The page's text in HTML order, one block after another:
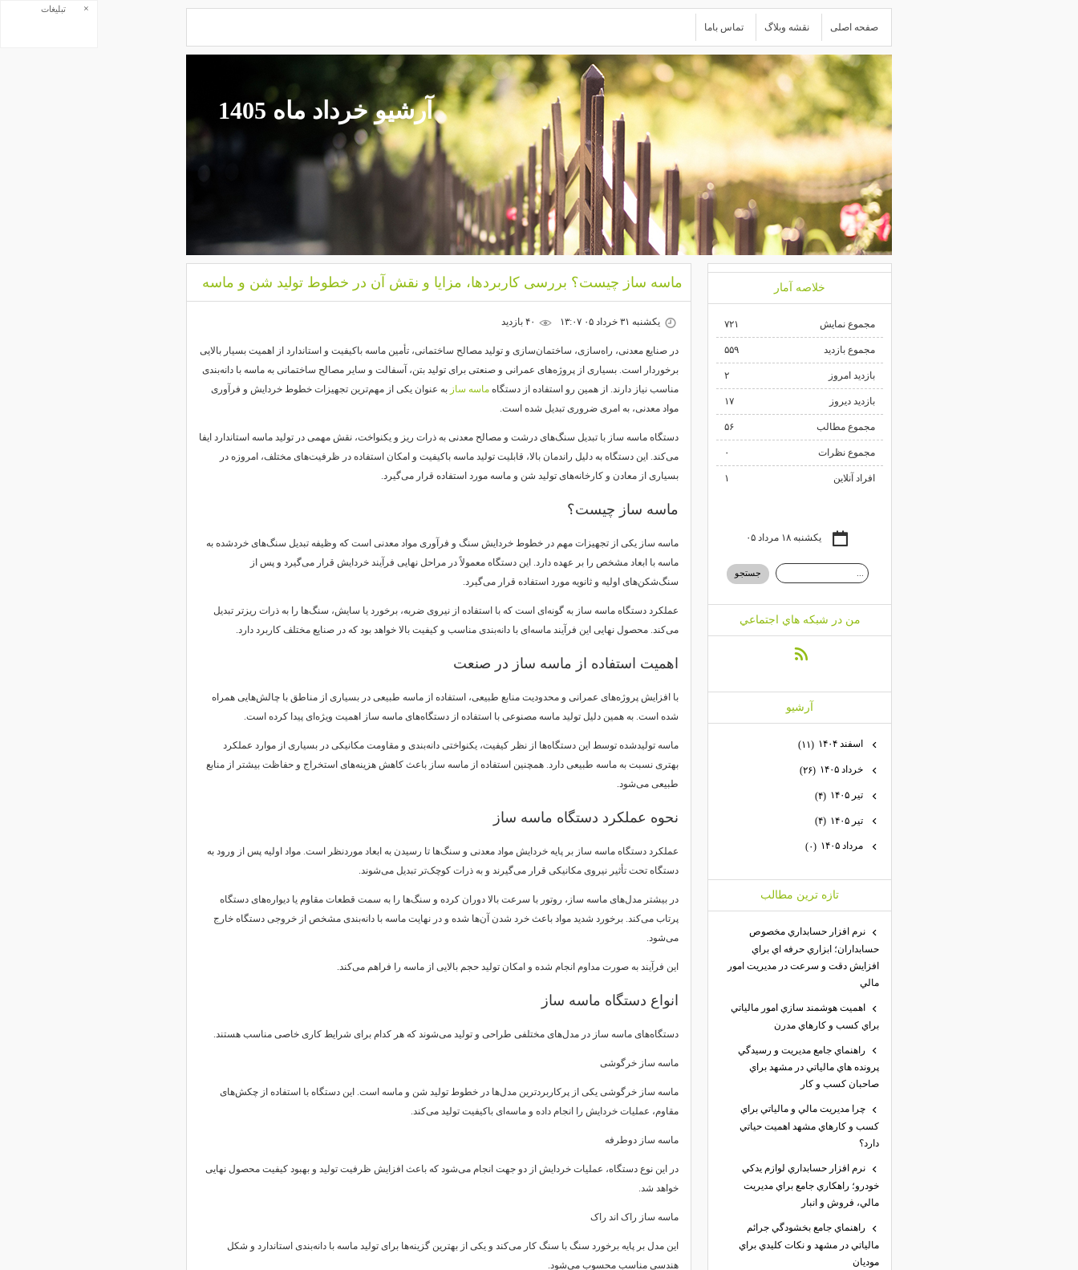
صفحه اصلی نقشه وبلاگ تماس باما
آرشیو خرداد ماه 1405
ماسه ساز چیست؟ بررسی کاربردها، مزایا و نقش آن در خطوط تولید شن و ماسه
یکشنبه ۳۱ خرداد ۰۵ ۱۳:۰۷
در صنایع معدنی، راه‌سازی، ساختمان‌سازی و تولید مصالح ساختمانی، تأمین ماسه باکیفیت و استاندارد از اهمیت بسیار بالایی
برخوردار است. بسیاری از پروژه‌های عمرانی و صنعتی برای تولید بتن، آسفالت و سایر مصالح ساختمانی به ماسه با دانه‌بندی
مناسب نیاز دارند. از همین رو استفاده از دستگاه ماسه ساز به عنوان یکی از مهم‌ترین تجهیزات خطوط خردایش و فرآوری
مواد معدنی، به امری ضروری تبدیل شده است.
دستگاه ماسه ساز با تبدیل سنگ‌های درشت و مصالح معدنی به ذرات ریز و یکنواخت، نقش مهمی در تولید ماسه استاندارد ایفا
می‌کند. این دستگاه به دلیل راندمان بالا، قابلیت تولید ماسه باکیفیت و امکان استفاده در ظرفیت‌های مختلف، امروزه در
بسیاری از معادن و کارخانه‌های تولید شن و ماسه مورد استفاده قرار می‌گیرد.
ماسه ساز چیست؟
ماسه ساز یکی از تجهیزات مهم در خطوط خردایش سنگ و فرآوری مواد معدنی است که وظیفه تبدیل سنگ‌های خردشده به
ماسه با ابعاد مشخص را بر عهده دارد. این دستگاه معمولاً در مراحل نهایی فرآیند خردایش قرار می‌گیرد و پس از
سنگ‌شکن‌های اولیه و ثانویه مورد استفاده قرار می‌گیرد.
عملکرد دستگاه ماسه ساز به گونه‌ای است که با استفاده از نیروی ضربه، برخورد یا سایش، سنگ‌ها را به ذرات ریزتر تبدیل
می‌کند. محصول نهایی این فرآیند ماسه‌ای با دانه‌بندی مناسب و کیفیت بالا خواهد بود که در صنایع مختلف کاربرد دارد.
اهمیت استفاده از ماسه ساز در صنعت
با افزایش پروژه‌های عمرانی و محدودیت منابع طبیعی، استفاده از ماسه طبیعی در بسیاری از مناطق با چالش‌هایی همراه
شده است. به همین دلیل تولید ماسه مصنوعی با استفاده از دستگاه‌های ماسه ساز اهمیت ویژه‌ای پیدا کرده است.
ماسه تولیدشده توسط این دستگاه‌ها از نظر کیفیت، یکنواختی دانه‌بندی و مقاومت مکانیکی در بسیاری از موارد عملکرد
بهتری نسبت به ماسه طبیعی دارد. همچنین استفاده از ماسه ساز باعث کاهش هزینه‌های استخراج و حفاظت بیشتر از منابع
طبیعی می‌شود.
نحوه عملکرد دستگاه ماسه ساز
عملکرد دستگاه ماسه ساز بر پایه خردایش مواد معدنی و سنگ‌ها تا رسیدن به ابعاد موردنظر است. مواد اولیه پس از ورود به
دستگاه تحت تأثیر نیروی مکانیکی قرار می‌گیرند و به ذرات کوچک‌تر تبدیل می‌شوند.
در بیشتر مدل‌های ماسه ساز، روتور با سرعت بالا دوران کرده و سنگ‌ها را به سمت قطعات مقاوم یا دیواره‌های دستگاه
پرتاب می‌کند. برخورد شدید مواد باعث خرد شدن آن‌ها شده و در نهایت ماسه با دانه‌بندی مشخص از خروجی دستگاه خارج
می‌شود.
این فرآیند به صورت مداوم انجام شده و امکان تولید حجم بالایی از ماسه را فراهم می‌کند.
انواع دستگاه ماسه ساز
دستگاه‌های ماسه ساز در مدل‌های مختلفی طراحی و تولید می‌شوند که هر کدام برای شرایط کاری خاصی مناسب هستند.
ماسه ساز خرگوشی
ماسه ساز خرگوشی یکی از پرکاربردترین مدل‌ها در خطوط تولید شن و ماسه است. این دستگاه با استفاده از چکش‌های
مقاوم، عملیات خردایش را انجام داده و ماسه‌ای باکیفیت تولید می‌کند.
ماسه ساز دوطرفه
در این نوع دستگاه، عملیات خردایش از دو جهت انجام می‌شود که باعث افزایش ظرفیت تولید و بهبود کیفیت محصول نهایی
خواهد شد.
ماسه ساز راک اند راک
این مدل بر پایه برخورد سنگ با سنگ کار می‌کند و یکی از بهترین گزینه‌ها برای تولید ماسه با دانه‌بندی استاندارد و شکل
هندسی مناسب محسوب می‌شود.
خلاصه آمار
مجموع نمایش‌ ۷۲۱
مجموع بازدید ۵۵۹
بازدید امروز ۲
بازدید دیروز ۱۷
مجموع مطالب ۵۶
مجموع نظرات ۰
افراد آنلاین ۱
یکشنبه ۱۸ مرداد ۰۵
من در شبكه هاي اجتماعي
آرشيو
اسفند ۱۴۰۴ (۱۱)
خرداد ۱۴۰۵ (۲۶)
تیر ۱۴۰۵ (۴)
تیر ۱۴۰۵ (۴)
مرداد ۱۴۰۵ (۰)
تازه ترين مطالب
نرم افزار حسابداري مخصوص
حسابداران؛ ابزاري حرفه اي براي
افزايش دقت و سرعت در مديريت امور
مالي
اهميت هوشمند سازي امور مالياتي
براي كسب و كارهاي مدرن
راهنماي جامع مديريت و رسيدگي
پرونده هاي مالياتي در مشهد براي
صاحبان كسب و كار
چرا مديريت مالي و مالياتي براي
كسب و كارهاي مشهد اهميت حياتي
دارد؟
نرم افزار حسابداري لوازم يدكي
خودرو؛ راهكاري جامع براي مديريت
مالي، فروش و انبار
راهنماي جامع بخشودگي جرائم
مالياتي در مشهد و نكات كليدي براي
موديان
تبلیغات ×